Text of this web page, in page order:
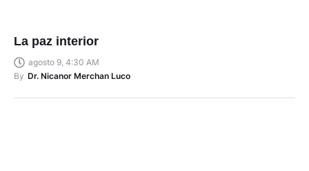
La paz interior
agosto 9, 4:30 AM
By Dr. Nicanor Merchan Luco